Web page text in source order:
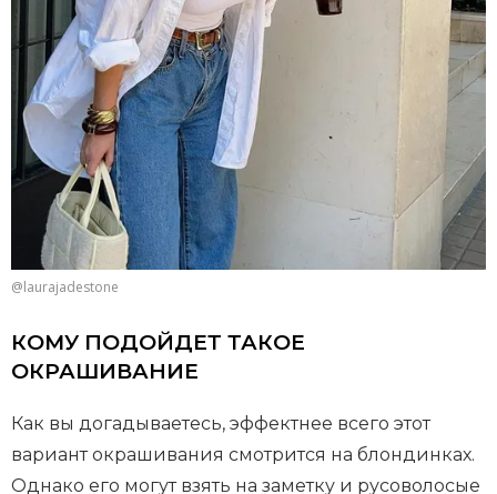
@laurajadestone
КОМУ ПОДОЙДЕТ ТАКОЕ
ОКРАШИВАНИЕ
Как вы догадываетесь, эффектнее всего этот
вариант окрашивания смотрится на блондинках.
Однако его могут взять на заметку и русоволосые